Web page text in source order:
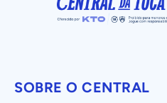
SOBRE O CENTRAL